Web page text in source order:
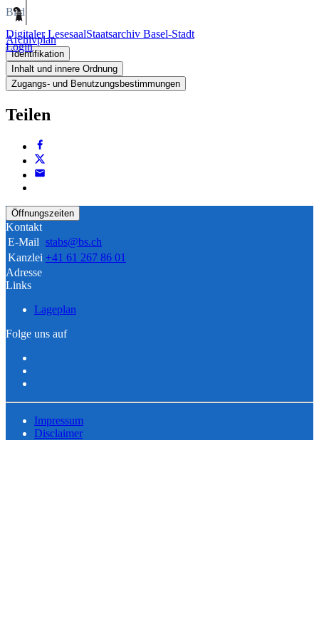
Digitaler LesesaalStaatsarchiv Basel-Stadt
Login
Bild
Archivplan
Identifikation
Inhalt und innere Ordnung
Zugangs- und Benutzungsbestimmungen
Teilen
Öffnungszeiten
Kontakt
E-Mail stabs@bs.ch
Kanzlei +41 61 267 86 01
Adresse
Links
Lageplan
Folge uns auf
Impressum
Disclaimer